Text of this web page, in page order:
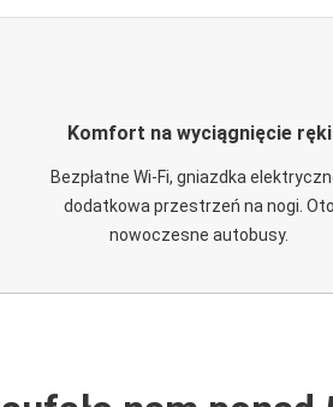
Komfort na wyciągnięcie ręki
Bezpłatne Wi-Fi, gniazdka
dodatkowa przestrzeń na nogi. Oto
nowoczesne autobusy.